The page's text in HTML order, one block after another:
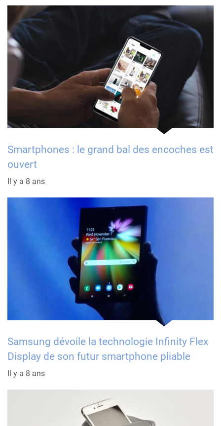
Smartphones : le grand bal des encoches est
ouvert
Il y a 8 ans
Samsung dévoile la technologie Infinity Flex
Display de son futur smartphone pliable
Il y a 8 ans